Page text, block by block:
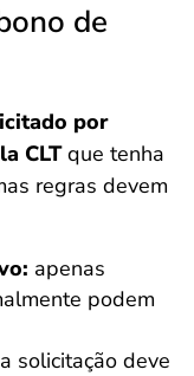
de
por
CLTque tenha
regras devem
apenas
podem
a solicitação deve